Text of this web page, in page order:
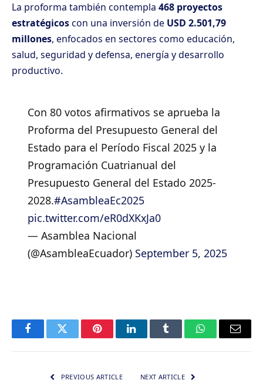
La proforma también contempla 468 proyectos
estratégicoscon una inversión de USD 2.501,79
millones, enfocados en sectores como educación,
salud, seguridad y defensa, energía y desarrollo
productivo.
Con 80 votos afirmativos se aprueba la
Proforma del Presupuesto General del
Estado para el Período Fiscal 2025 y la
Programación Cuatrianual del
Presupuesto General del Estado 2025-
2028.#AsambleaEc2025
pic.twitter.com/eR0dXKxJa0
— Asamblea Nacional
(@AsambleaEcuador) September 5, 2025
FacebookTwitter PinterestLinkedInTumblr WhatsAppEmail
PREVIOUS ARTICLE NEXT ARTICLE